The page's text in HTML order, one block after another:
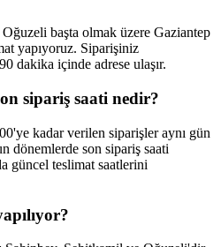
başta olmak üzere Gaziantep
yapıyoruz. Siparişiniz
dakika içinde adrese ulaşır.
sipariş saati nedir?
kadar verilen siparişler aynı gün
dönemlerde son sipariş saati
güncel teslimat saatlerini